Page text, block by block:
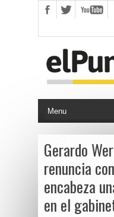
Gerardo
renuncia
encabeza
en el